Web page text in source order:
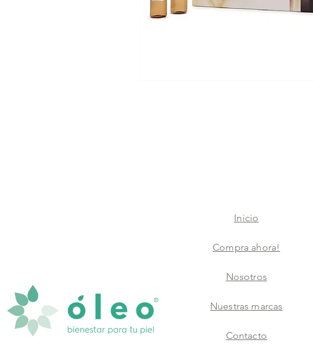
Inicio
Compra ahora!
Nosotros
Nuestras marcas
Contacto